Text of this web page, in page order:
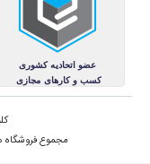
مجموع فروشگاه